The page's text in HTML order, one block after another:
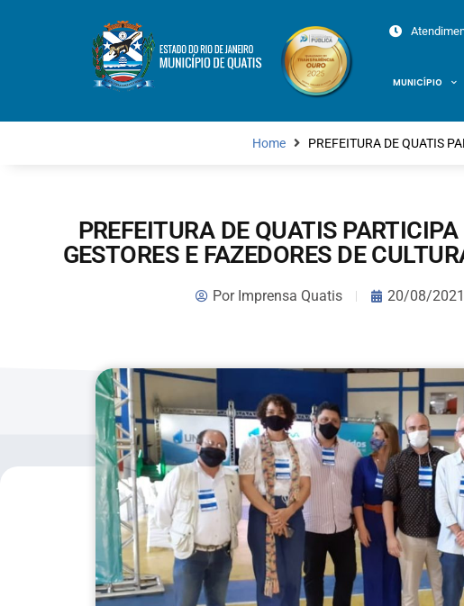
MUNICÍPIO
Home PREFEITURA DE QUATIS
PREFEITURA DE QUATIS
GESTORES E FAZEDORES DE
PorImprensa Quatis 20/08/2021